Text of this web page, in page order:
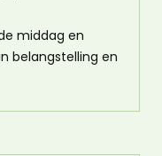
middag en
belangstelling en